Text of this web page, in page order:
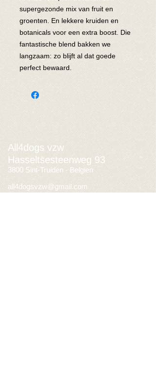
supergezonde mix van fruit en
groenten. En lekkere kruiden en
botanicals voor een extra boost. Die
fantastische blend bakken we
langzaam: zo blijft al dat goede
perfect bewaard.
All4dogs vzw
Hasseltsesteenweg 93
3800 Sint-Truiden - Belgien
all4dogsvzw@gmail.com